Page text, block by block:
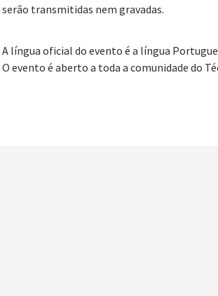
serão transmitidas nem gravadas.
A língua oficial do evento é a língua
O evento é aberto a toda a comunidade do